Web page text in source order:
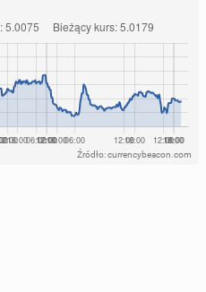
Źródło: currencybeacon.com